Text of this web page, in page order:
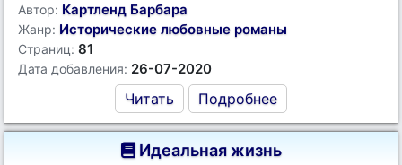
Автор: Картленд Барбара
Жанр: Исторические любовные романы
Страниц: 81
Дата добавления: 26-07-2020
Читать Подробнее
Идеальная жизнь